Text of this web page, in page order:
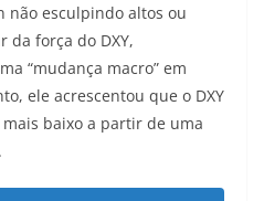
não esculpindo altos ou
da força do DXY,
“mudança macro” em
ele acrescentou que o DXY
baixo a partir de uma